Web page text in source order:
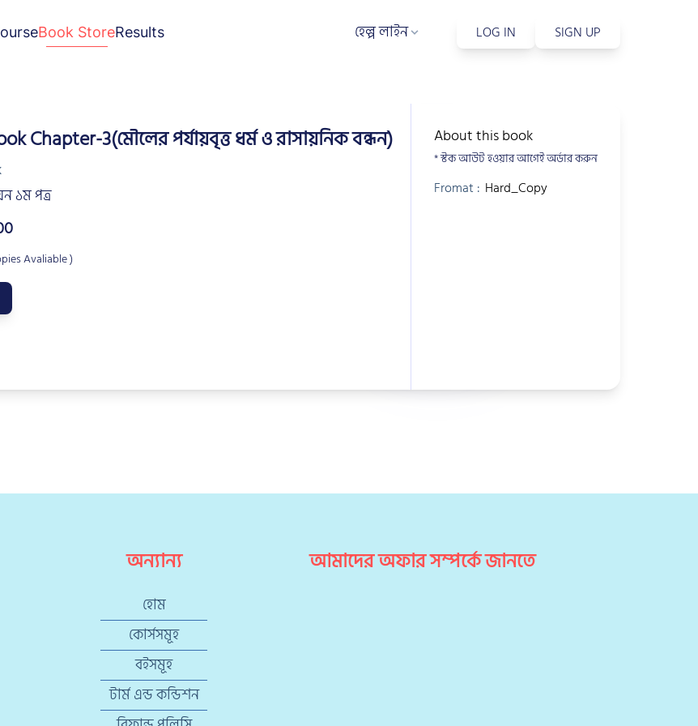
Book StoreResults হেল্প লাইন LOG IN SIGN UP
Chapter-3(মৌলের পর্যায়বৃত্ত ধর্ম ও রাসায়নিক বন্ধন)
১ম পত্র
Avaliable )
About this book
* স্টক আউট হওয়ার আগেই অর্ডার করুন
Fromat : Hard_Copy
অন্যান্য
হোম
কোর্সসমূহ
বইসমূহ
টার্ম এন্ড কন্ডিশন
আমাদের অফার সম্পর্কে জানতে